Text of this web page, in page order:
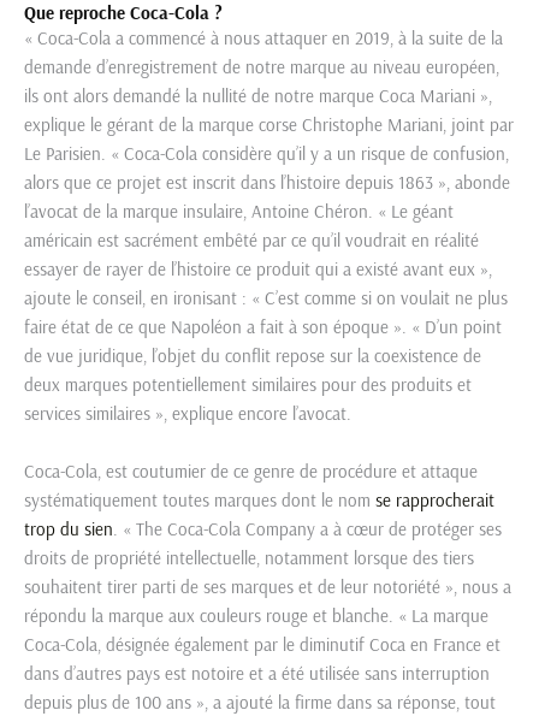
Que reproche Coca-Cola ?
« Coca-Cola a commencé à nous attaquer en 2019, à la suite de la
demande d’enregistrement de notre marque au niveau européen,
ils ont alors demandé la nullité de notre marque Coca Mariani »,
explique le gérant de la marque corse Christophe Mariani, joint par
Le Parisien. « Coca-Cola considère qu’il y a un risque de confusion,
alors que ce projet est inscrit dans l’histoire depuis 1863 », abonde
l’avocat de la marque insulaire, Antoine Chéron. « Le géant
américain est sacrément embêté par ce qu’il voudrait en réalité
essayer de rayer de l’histoire ce produit qui a existé avant eux »,
ajoute le conseil, en ironisant : « C’est comme si on voulait ne plus
faire état de ce que Napoléon a fait à son époque ». « D’un point
de vue juridique, l’objet du conflit repose sur la coexistence de
deux marques potentiellement similaires pour des produits et
services similaires », explique encore l’avocat.
Coca-Cola, est coutumier de ce genre de procédure et attaque
systématiquement toutes marques dont le nom se rapprocherait
trop du sien. « The Coca-Cola Company a à cœur de protéger ses
droits de propriété intellectuelle, notamment lorsque des tiers
souhaitent tirer parti de ses marques et de leur notoriété », nous a
répondu la marque aux couleurs rouge et blanche. « La marque
Coca-Cola, désignée également par le diminutif Coca en France et
dans d’autres pays est notoire et a été utilisée sans interruption
depuis plus de 100 ans », a ajouté la firme dans sa réponse, tout